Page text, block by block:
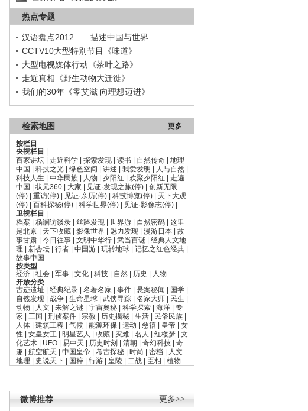
热点专题
汉语盘点2012——描述中国与世界
CCTV10大型特别节目《味道》
大型电视媒体行动《茶叶之路》
走近真相《野生动物大迁徙》
我们的30年《零艾滋 向理想迈进》
检索地图 更多
按栏目
央视栏目
百家讲坛
走近科学 探索发现 读书 自然传奇
地理
中国
科技之光 绿色空间 讲述 我爱发明 人与自然
科技人生
中华民族 人物 夕阳红 欢聚夕阳红
走遍
中国
状元360 大家 见证·发现之旅(停)
创新无限
(停)
重访(停) 见证·亲历(停) 科技博览(停)
天下大观
(停)
百科探秘(停) 科学世界(停) 见证·影像志(停)
卫视栏目
档案
杨澜访谈录 丝路发现 世界游 自然密码
这里
是北京
天下收藏 影像世界 魅力发现 漫游日本
故
事甘肃
今日往事 文明中华行 武当百谜
经典人文地
理
新杏坛 行者 中国游 玩转地球 记忆之红色经典
故事中国
按类型
经济
社会 军事 文化 科技 自然 历史
人物
开放分类
古迹遗址
经典纪录 名著名家 事件 悬案秘闻 国学
自然发现
战争 生命星球 武侠寻踪 名家大师 民生
动物
人文 未解之谜 宇宙奥秘 科学探索 海洋
专
家
三国 刑侦案件 宗教 历史揭秘 生活 民俗民族
人体
建筑工程 气候 能源环保 运动 慈禧 皇帝
女
性
女皇女王 明星艺人 收藏 灾难 名人 红楼梦
文
化艺术
UFO 易中天 历史时刻 清朝 奇幻科技
奇
趣
航空航天 中国皇帝 考古探秘 时尚 密档
人文
地理
史说天下 国粹 行游 皇陵 二战 臣相 植物
更多>>
微博推荐